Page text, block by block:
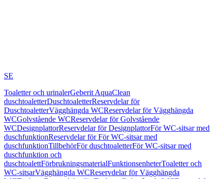
SE
Toaletter och urinalerGeberit AquaClean
duschtoaletterDuschtoaletterReservdelar för
DuschtoaletterVägghängda WCReservdelar för Vägghängda
WCGolvstående WCReservdelar för Golvstående
WCDesignplattorReservdelar för DesignplattorFör WC-sitsar med
duschfunktionReservdelar för För WC-sitsar med
duschfunktionTillbehörFör duschtoaletterFör WC-sitsar med
duschfunktion och
duschtoalettFörbrukningsmaterialFunktionsenheterToaletter och
WC-sitsarVägghängda WCReservdelar för Vägghängda